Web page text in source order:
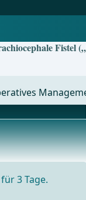
Fistel
und
für 3 Tage.